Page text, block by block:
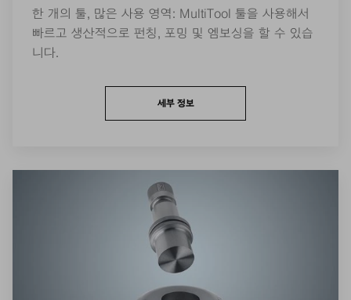
한 개의 툴, 많은 사용 영역: MultiTool 툴을 사용해서
빠르고 생산적으로 펀칭, 포밍 및 엠보싱을 할 수 있습
니다.
세부 정보